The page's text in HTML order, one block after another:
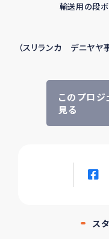
輸送用の段
（スリランカ デニヤ
このプロジ
見る
ス